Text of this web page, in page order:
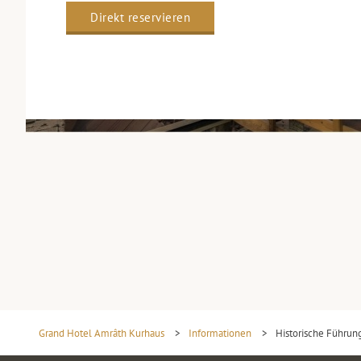
Direkt reservieren
Grand Hotel Amrâth Kurhaus > Informationen > Historische